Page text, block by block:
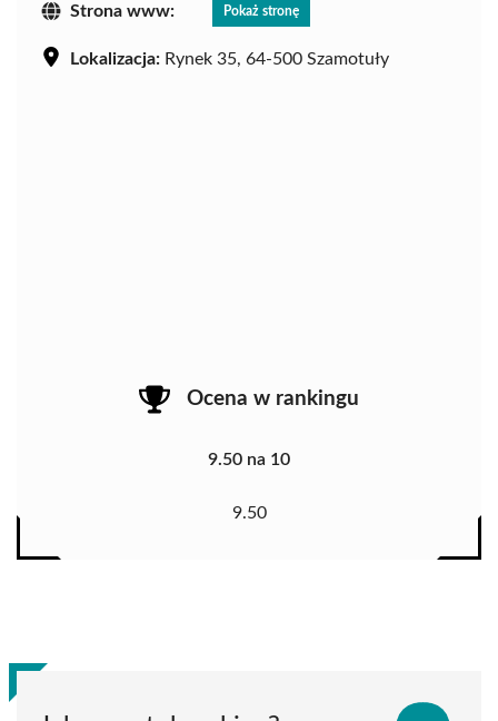
Strona www: Pokaż stronę
Lokalizacja: Rynek 35, 64-500 Szamotuły
Ocena w rankingu
9.50 na 10
9.50